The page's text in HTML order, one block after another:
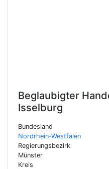
Beglaubigter
Isselburg
Bundesland
Nordrhein-Westfalen
Regierungsbezirk
Münster
Kreis